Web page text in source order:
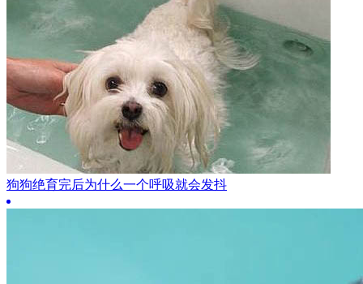
狗狗绝育完后为什么一个呼吸就会发抖